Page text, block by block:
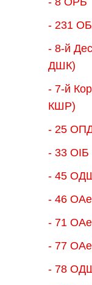
- 231
- 8-й
ДШК)
- 7-й
КШР)
- 25
- 33 ОІБ
- 45
- 46
- 71
- 77
- 78